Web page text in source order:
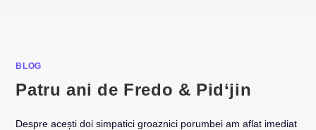
BLOG
Patru ani de Fredo & Pid‘jin
Despre acești doi simpatici groaznici porumbei am aflat imediat